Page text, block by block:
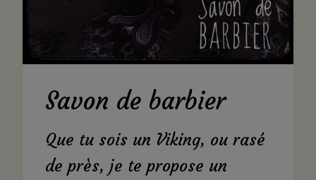
Savon de barbier
Que tu sois un Viking, ou rasé
de près, je te propose un